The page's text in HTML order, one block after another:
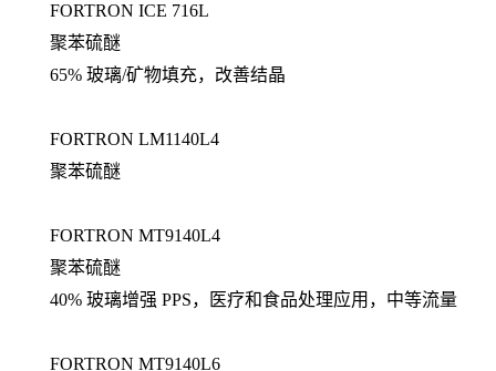
FORTRON ICE 716L
聚苯硫醚
65% 玻璃/矿物填充，改善结晶
FORTRON LM1140L4
聚苯硫醚
FORTRON MT9140L4
聚苯硫醚
40% 玻璃增强 PPS，医疗和食品处理应用，中等流量
FORTRON MT9140L6